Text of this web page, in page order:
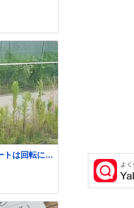
、のかもし
トは回転によ
までなら
明された！”